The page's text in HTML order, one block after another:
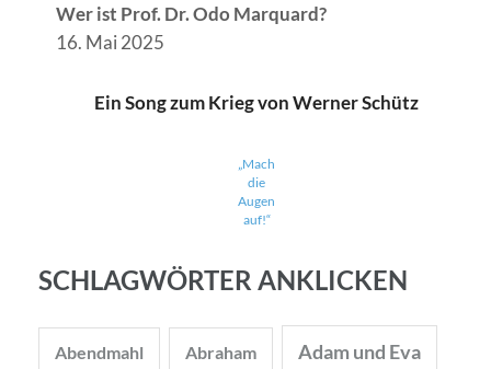
Wer ist Prof. Dr. Odo Marquard?
16. Mai 2025
Ein Song zum Krieg von Werner Schütz
„Mach
die
Augen
auf!“
SCHLAGWÖRTER ANKLICKEN
Abendmahl Abraham Adam und Eva